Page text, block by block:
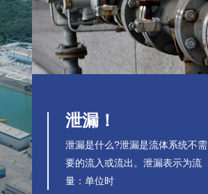
泄漏！
泄漏是什么?泄漏是流体系统不需
要的流入或流出。泄漏表示为流
量：单位时